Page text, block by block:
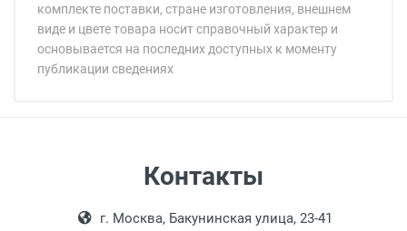
комплекте поставки, стране изготовления, внешнем
виде и цвете товара носит справочный характер и
основывается на последних доступных к моменту
публикации сведениях
18:00, по субботам с 11:00 до 15:00, в
Контакты
г. Москва, Бакунинская улица, 23-41